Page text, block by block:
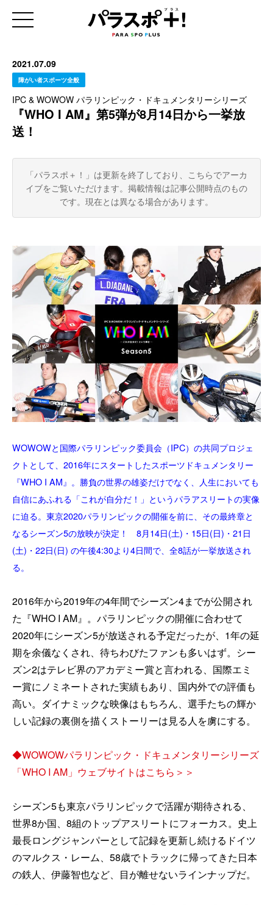
2021.07.09
障がい者スポーツ全般
IPC & WOWOW パラリンピック・ドキュメンタリーシリーズ
『WHO I AM』第5弾が8月14日から一挙放
送！
「パラスポ＋！」は更新を終了しており、こちらでアーカ
イブをご覧いただけます。 掲載情報は記事公開時点のもの
です。現在とは異なる場合があります。
WOWOWと国際パラリンピック委員会（IPC）の共同プロジェ
クトとして、2016年にスタートしたスポーツドキュメンタリー
『WHO I AM』。勝負の世界の雄姿だけでなく、人生においても
自信にあふれる「これが自分だ！」というパラアスリートの実像
に迫る。東京2020パラリンピックの開催を前に、その最終章と
なるシーズン5の放映が決定！ 8月14日(土)・15日(日)・21日
(土)・22日(日) の午後4:30より4日間で、全8話が一挙放送され
る。
2016年から2019年の4年間でシーズン4までが公開され
た『WHO I AM』。パラリンピックの開催に合わせて
2020年にシーズン5が放送される予定だったが、1年の延
期を余儀なくされ、待ちわびたファンも多いはず。シー
ズン2はテレビ界のアカデミー賞と言われる、国際エミ
ー賞にノミネートされた実績もあり、国内外での評価も
高い。ダイナミックな映像はもちろん、選手たちの輝か
しい記録の裏側を描くストーリーは見る人を虜にする。
◆WOWOWパラリンピック・ドキュメンタリーシリーズ
「WHO I AM」ウェブサイトはこちら＞＞
シーズン5も東京パラリンピックで活躍が期待される、
世界8か国、8組のトップアスリートにフォーカス。史上
最長ロングジャンパーとして記録を更新し続けるドイツ
のマルクス・レーム、58歳でトラックに帰ってきた日本
の鉄人、伊藤智也など、目が離せないラインナップだ。